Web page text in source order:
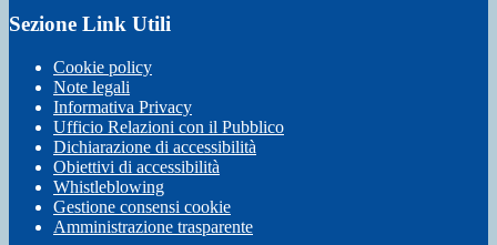
Sezione Link Utili
Cookie policy
Note legali
Informativa Privacy
Ufficio Relazioni con il Pubblico
Dichiarazione di accessibilità
Obiettivi di accessibilità
Whistleblowing
Gestione consensi cookie
Amministrazione trasparente